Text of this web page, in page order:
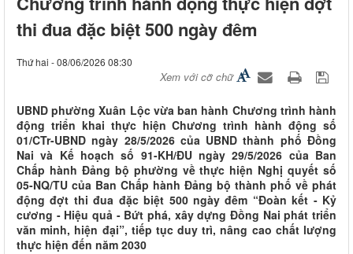
thi đua đặc biệt 500 ngày đêm
Thứ hai - 08/06/2026 08:30
Xem với cỡ chữ
UBND phường Xuân Lộc vừa ban hành Chương trình hành
động triển khai thực hiện Chương trình hành động số
01/CTr-UBND ngày 28/5/2026 của UBND thành phố Đồng
Nai và Kế hoạch số 91-KH/ĐU ngày 29/5/2026 của Ban
Chấp hành Đảng bộ phường về thực hiện Nghị quyết số
05-NQ/TU của Ban Chấp hành Đảng bộ thành phố về phát
động đợt thi đua đặc biệt 500 ngày đêm “Đoàn kết - Kỷ
cương - Hiệu quả - Bứt phá, xây dựng Đồng Nai phát triển
văn minh, hiện đại”, tiếp tục duy trì, nâng cao chất lượng
thực hiện đến năm 2030